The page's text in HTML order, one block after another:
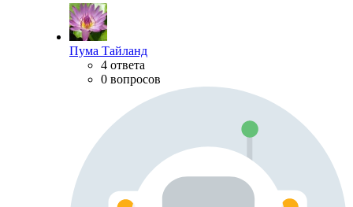
Пума Тайланд
4 ответа
0 вопросов